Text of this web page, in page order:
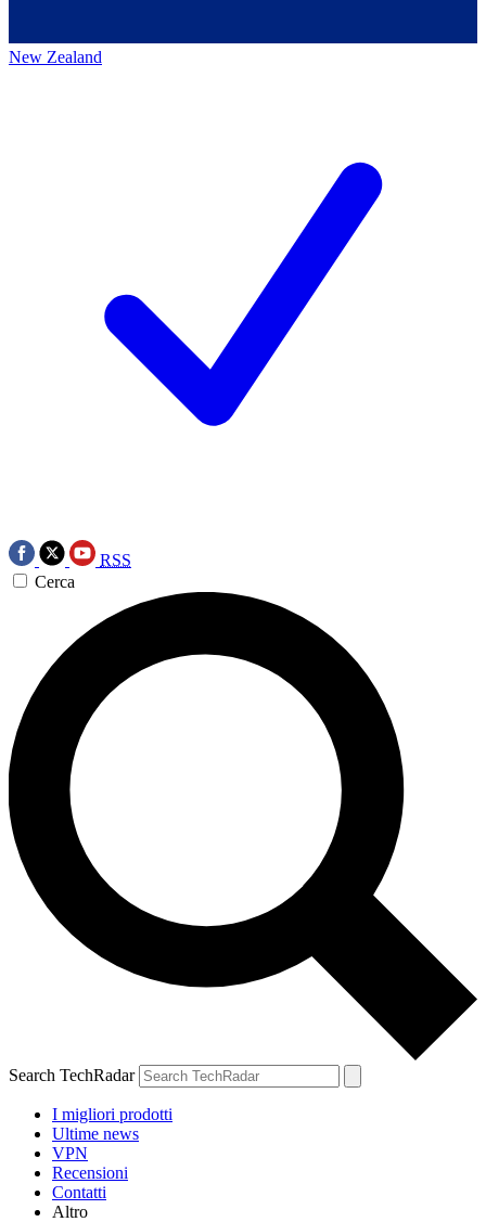
New Zealand
RSS
Cerca
Search TechRadar
I migliori prodotti
Ultime news
VPN
Recensioni
Contatti
Altro